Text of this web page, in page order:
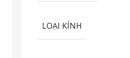
LOẠI KÍNH